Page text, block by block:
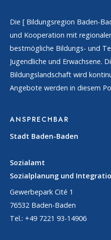
Die [ Bildungsregion Baden-
und Kooperation mit
bestmögliche Bildungs- und
Jugendliche und Erwachsene.
Bildungslandschaft wird
Angebote werden in diesem
ANSPRECHBAR
Stadt Baden-Baden
Sozialamt
Sozialplanung und
Gewerbepark Cité 1
76532 Baden-Baden
Tel.: +49 7221 93-14906